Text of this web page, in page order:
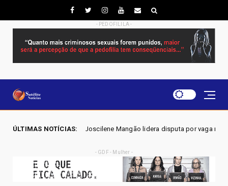
- PEDOFILILA -
ÚLTIMAS NOTÍCIAS:
- Joscilene Mangão lidera disputa por vaga na Alego em Novo Gama,
- GDF - Mulher -